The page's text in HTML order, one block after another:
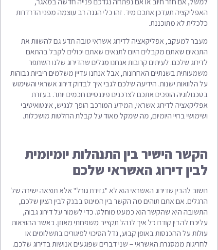
האפליקציה תעדכן אתכם מיד. זהו כלי הגנה רב עוצמה מפני הדרדרות
כלכלית לא מתוכננת.
מעבר למעקב, אפליקאציה לדירוג אשראי טובה תדע גם להשוות את
התנאים שאתם מקבלים היום לתנאים שאתם יכולים לקבל בהתאם
לדירוג שלכם. לעיתים קרובות אנחנו מגלים שהדירוג שלנו השתפר
משמעותית בשנתיים האחרונות, אבל אנחנו עדיין משלמים ריביות גבוהות
על הלוואות ישנות. הידיעה שלכם לגבי איך לבדוק דירוג אשראי והשימוש
בטכנולוגיה הופכים אתכם לצרכנים פיננסיים חכמים יותר. בעזרת
אפליקאציה לדירוג אשראי, המידע המורכב הופך לנגיש, אינטואיטיבי
ושימושי בחיי היומיום, מה שמקל מאוד על קבלת החלטות מושכלות.
הקשר הישיר בין התנהלות יומיומית
לבין דירוג האשראי שלכם
חשוב להבין שדירוג האשראי הוא לא "גזירת גורל" אלא תוצאה ישירה של
הרגלים. אם אתם תוהים מה הקשר בין המינוס בבנק לבין הציון שלכם,
התשובה היא שהקשר הוא כמעט מוחלט. כדי לשמור על דירוג גבוה,
עליכם להבין קודם כל איך לנהל תקציב משפחתי מאוזן. כאשר ההוצאות
עולות על ההכנסות באופן קבוע, גדל הסיכוי לפיגורים בתשלומים או
לחריגות ממסגרת האשראי – שני דברים שפוגעים אנושות בדירוג שלכם.